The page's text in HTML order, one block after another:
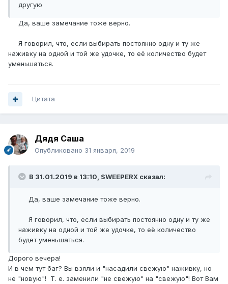
другую
Да, ваше замечание тоже верно.
Я говорил, что, если выбирать постоянно одну и ту же
наживку на одной и той же удочке, то её количество будет
уменьшаться.
Цитата
Дядя Саша
Опубликовано 31 января, 2019
В 31.01.2019 в 13:10, SWEEPERX сказал:
Да, ваше замечание тоже верно.
Я говорил, что, если выбирать постоянно одну и ту же
наживку на одной и той же удочке, то её количество
будет уменьшаться.
Дорого вечера!
И в чем тут баг? Вы взяли и "насадили свежую" наживку, но
не "новую"! Т. е. заменили "не свежую" на "свежую"! Вот Вам